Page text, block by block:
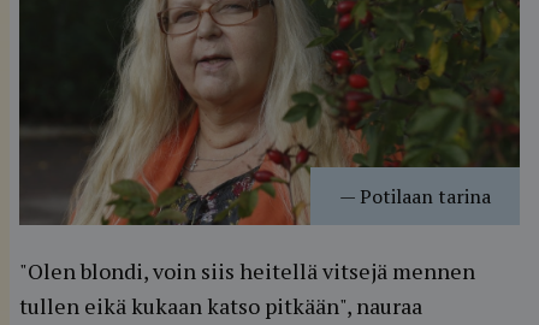
— Potilaan tarina
"Olen blondi, voin siis heitellä vitsejä mennen
tullen eikä kukaan katso pitkään", nauraa